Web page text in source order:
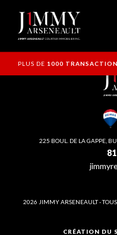
PLUS DE 1000
225 BOUL. DE LA GAPPE,
2026 JIMMY ARSENEAULT -
CRÉATION DU